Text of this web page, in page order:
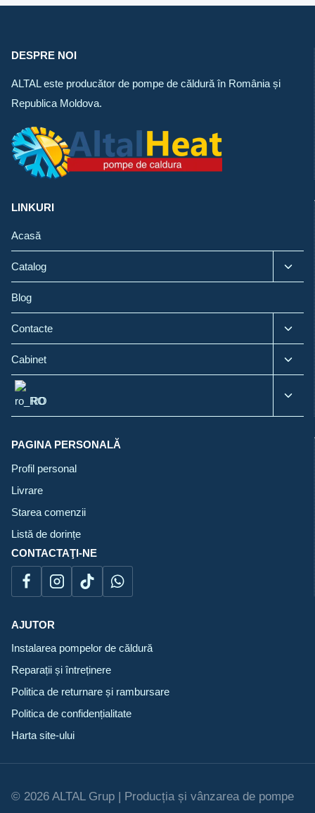
DESPRE NOI
ALTAL este producător de pompe de căldură în România și
Republica Moldova.
LINKURI
Acasă
Catalog
child
Blog
Contacte
child
menu
Cabinet
child
RO
menu
PAGINA PERSONALĂ
Profil personal
Livrare
Starea comenzii
Listă de dorințe
CONTACTAŢI-NE
AJUTOR
Instalarea pompelor de căldură
Reparații și întreținere
Politica de returnare și rambursare
Politica de confidențialitate
Harta site-ului
© 2026 ALTAL Grup | Producția și vânzarea de pompe